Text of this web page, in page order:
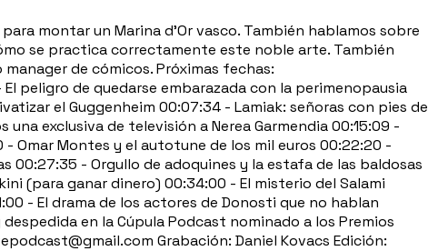
montar un Marina d'Or vasco. También hablamos sobre
se practica correctamente este noble arte. También
de cómicos. Próximas fechas:
peligro de quedarse embarazada con la perimenopausia
el Guggenheim 00:07:34 - Lamiak: señoras con pies de
exclusiva de televisión a Nerea Garmendia 00:15:09 -
Omar Montes y el autotune de los mil euros 00:22:20 -
00:27:35 - Orgullo de adoquines y la estafa de las baldosas
(para ganar dinero) 00:34:00 - El misterio del Salami
- El drama de los actores de Donosti que no hablan
en la Cúpula Podcast nominado a los Premios
Grabación: Daniel Kovacs Edición: